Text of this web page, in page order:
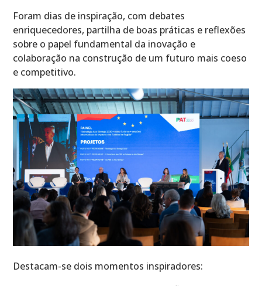
Foram dias de inspiração, com debates
enriquecedores, partilha de boas práticas e reflexões
sobre o papel fundamental da inovação e
colaboração na construção de um futuro mais coeso
e competitivo.
Destacam-se dois momentos inspiradores: